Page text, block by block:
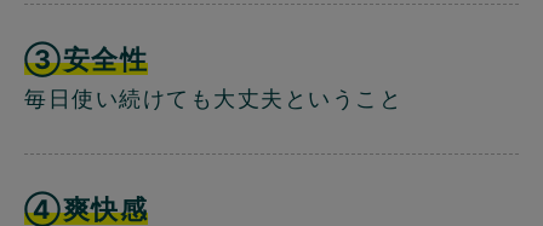
③安全性
毎日使い続けても大丈夫ということ
④爽快感